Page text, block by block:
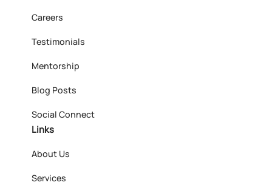
Careers
Testimonials
Mentorship
Blog Posts
Social Connect
Links
About Us
Services